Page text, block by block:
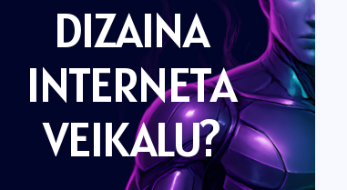
PROGRAMMĒŠANA
DIZAINA
INTERNETA
VEIKALU?